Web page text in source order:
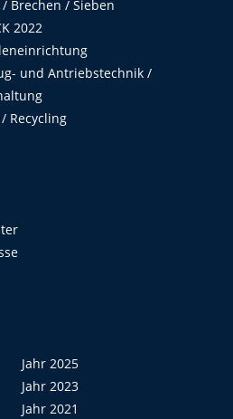
Brechen / Sieben
2022
und Antriebstechnik /
Recycling
Jahr 2025
Jahr 2023
Jahr 2021